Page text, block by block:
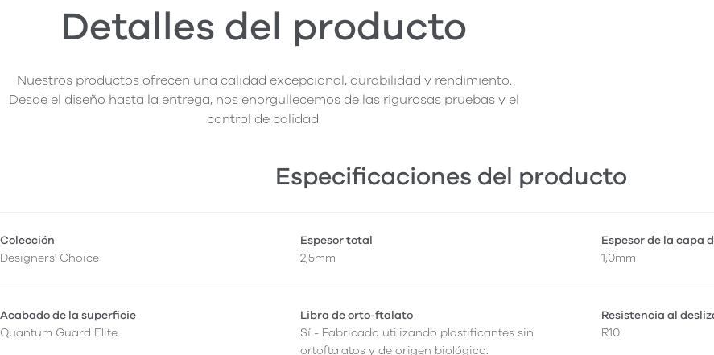
Detalles del producto
Nuestros productos ofrecen una calidad excepcional, durabilidad y rendimiento.
Desde el diseño hasta la entrega, nos enorgullecemos de las rigurosas pruebas y el
control de calidad.
Especificaciones del producto
Colección
Designers' Choice
Espesor total
2,5mm
Espesor de la capa
1,0mm
Acabado de la superficie
Quantum Guard Elite
Libra de orto-ftalato
Sí - Fabricado utilizando plastificantes sin
ortoftalatos y de origen biológico.
Resistencia al
R10